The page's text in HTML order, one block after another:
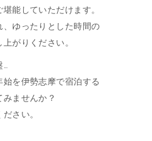
能していただけます。
、ゆったりとした時間の
がりください。
を伊勢志摩で宿泊する
ませんか？
さい。